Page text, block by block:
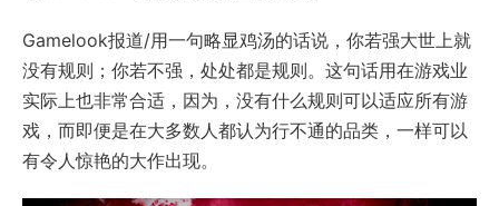
Gamelook报道/用一句略显鸡汤的话说，你若强大世上就
没有规则；你若不强，处处都是规则。这句话用在游戏业
实际上也非常合适，因为，没有什么规则可以适应所有游
戏，而即便是在大多数人都认为行不通的品类，一样可以
有令人惊艳的大作出现。